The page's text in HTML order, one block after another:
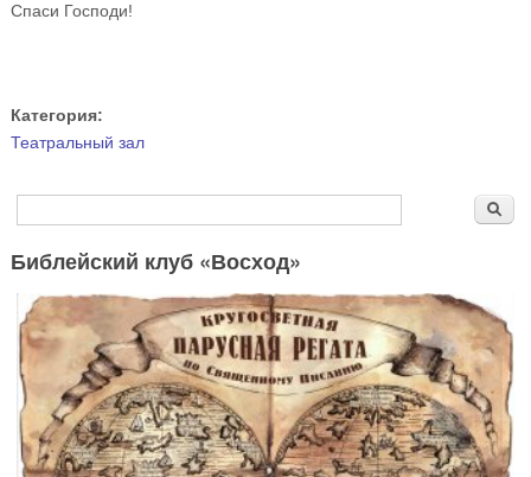
Спаси Господи!
Категория:
Театральный зал
Форма поиска
Библейский клуб «Восход»